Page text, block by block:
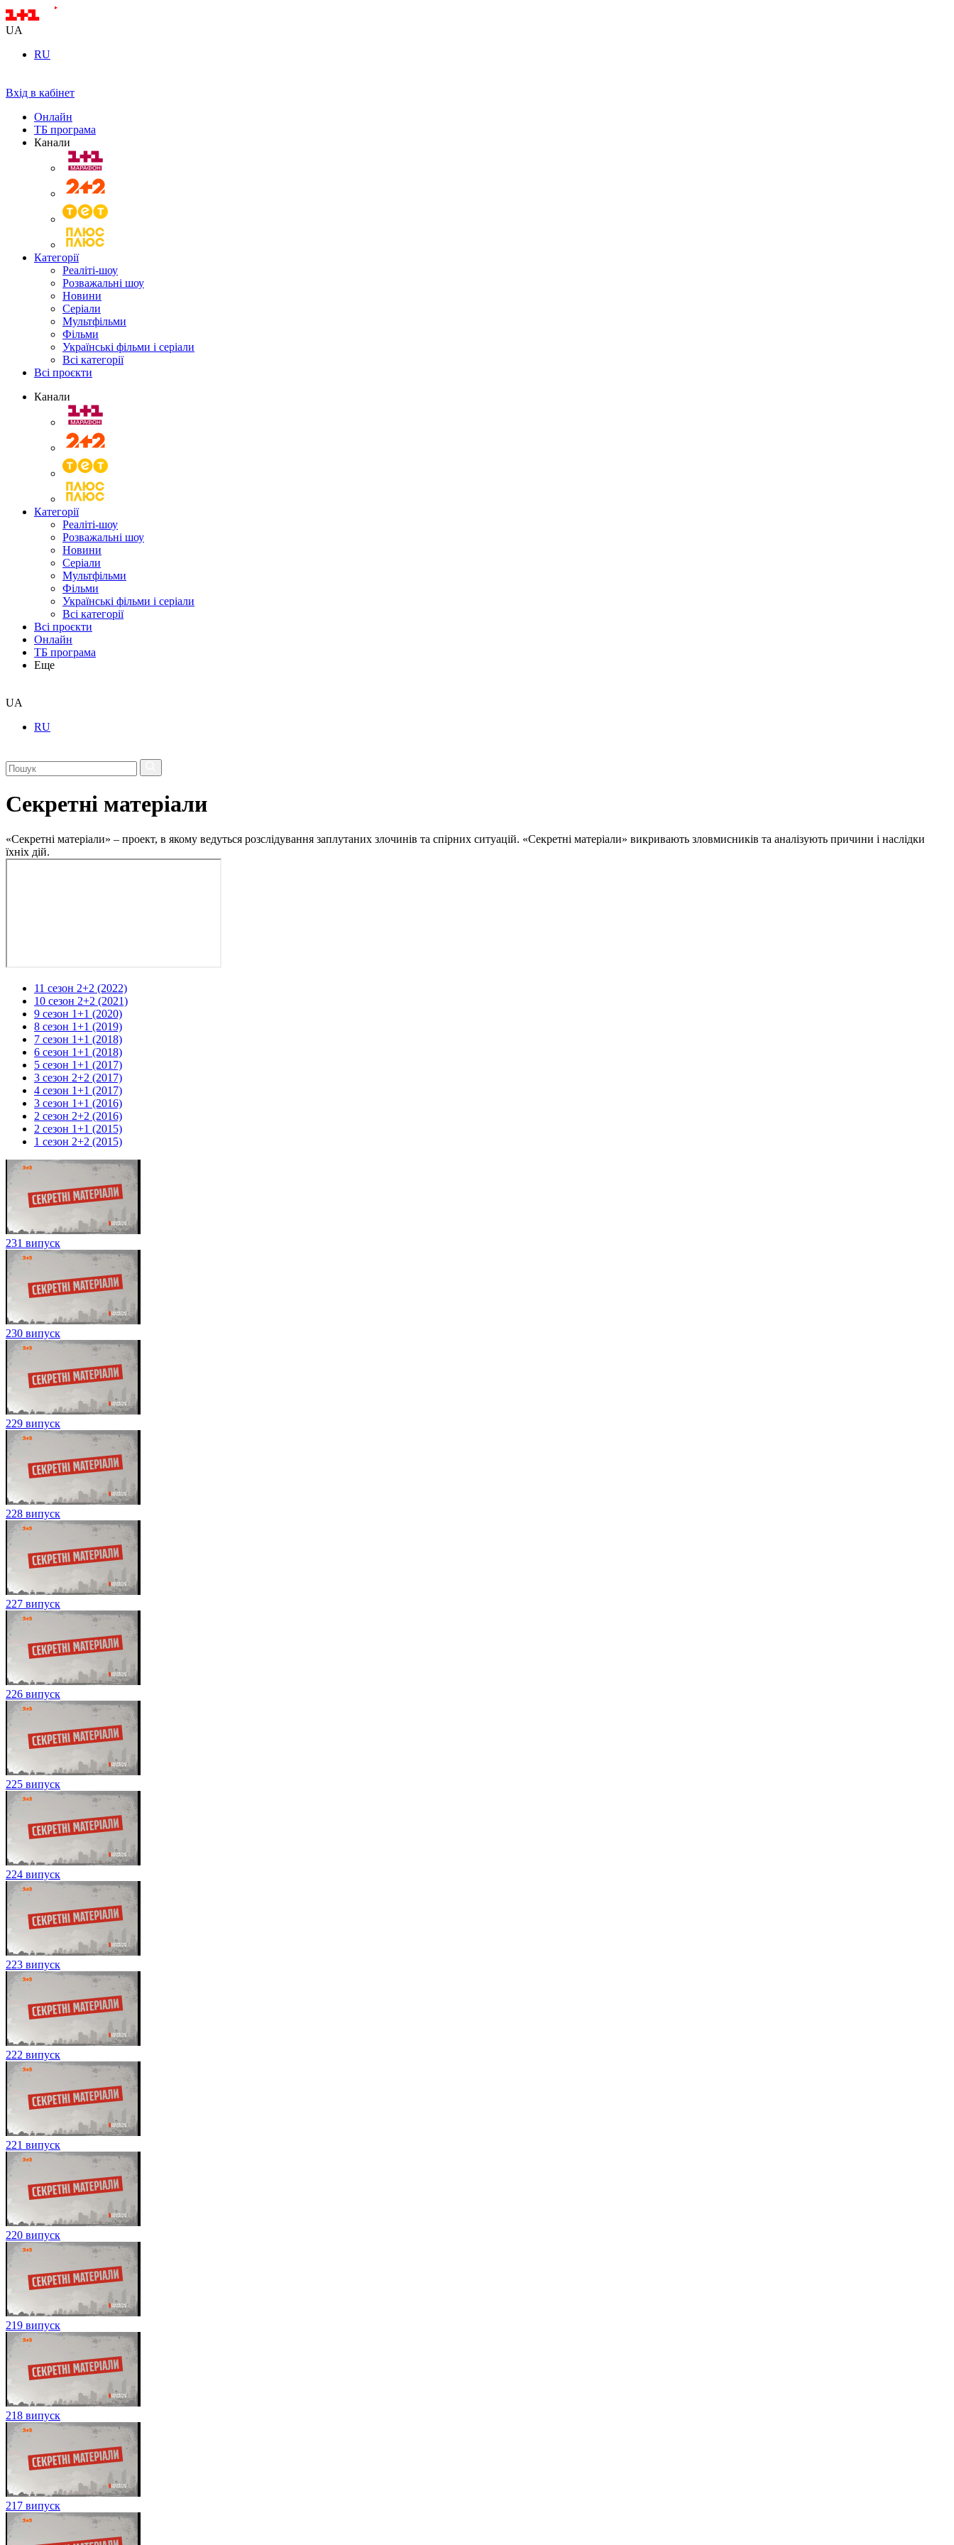
UA
RU
Вхід в кабінет
Онлайн
ТБ програма
Канали
Категорії
Реаліті-шоу
Розважальні шоу
Новини
Серіали
Мультфільми
Фільми
Українські фільми і серіали
Всі категорії
Всі проєкти
Канали
Категорії
Реаліті-шоу
Розважальні шоу
Новини
Серіали
Мультфільми
Фільми
Українські фільми і серіали
Всі категорії
Всі проєкти
Онлайн
ТБ програма
Еще
UA
RU
Секретні матеріали
«Секретні матеріали» – проект, в якому ведуться розслідування заплутаних злочинів та спірних ситуацій. «Секретні матеріали» викривають зловмисників та аналізують причини і наслідки
їхніх дій.
11 сезон 2+2 (2022)
10 сезон 2+2 (2021)
9 сезон 1+1 (2020)
8 сезон 1+1 (2019)
7 сезон 1+1 (2018)
6 сезон 1+1 (2018)
5 сезон 1+1 (2017)
3 сезон 2+2 (2017)
4 сезон 1+1 (2017)
3 сезон 1+1 (2016)
2 сезон 2+2 (2016)
2 сезон 1+1 (2015)
1 сезон 2+2 (2015)
231 випуск
230 випуск
229 випуск
228 випуск
227 випуск
226 випуск
225 випуск
224 випуск
223 випуск
222 випуск
221 випуск
220 випуск
219 випуск
218 випуск
217 випуск